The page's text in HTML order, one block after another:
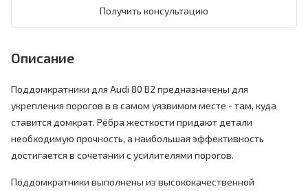
Получить консультацию
Описание
Поддомкратники для Audi 80 B2 предназначены для
укрепления порогов в в самом уязвимом месте - там, куда
ставится домкрат. Рёбра жесткости придают детали
необходимую прочность, а наибольшая эффективность
достигается в сочетании с усилителями порогов.
Поддомкратники выполнены из высококачественной